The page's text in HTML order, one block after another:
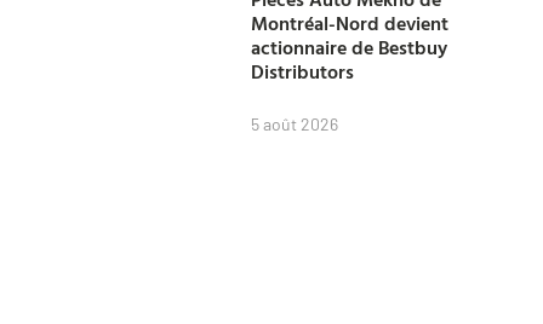
Montréal-Nord devient
actionnaire de Bestbuy
Distributors
5 août 2026